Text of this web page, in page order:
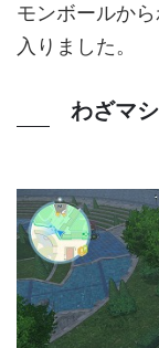
モンボールか
入りました。
わざマ